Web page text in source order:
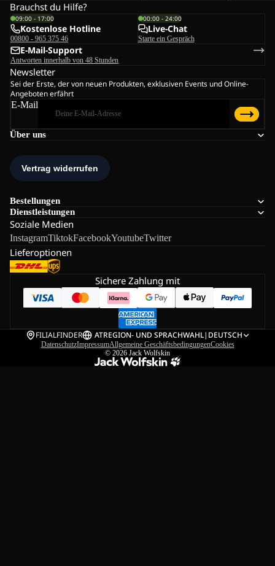
Über uns
Bestellungen
Dienstleistungen
Soziale Medien
InstagramTiktokFacebookYoutubeTwitter
Lieferoptionen
Brauchst du Hilfe?
09:00 - 17:00
Kostenlose Hotline
00800 - 965 375 46
00:00 - 24:00
Live-Chat
Starte ein Gespräch
E-Mail-Support
Antworten innerhalb von 48 Stunden
Newsletter
Sei der Erste, der von neuen Produkten, exklusiven Events und Online-
Angeboten erfährt
E-Mail
Sichere Zahlung mit
FILIALFINDER ATREGION- UND SPRACHWAHL| DEUTSCH
DatenschutzImpressumAllgemeine GeschäftsbedingungenCookies
© 2026 Jack Wolfskin